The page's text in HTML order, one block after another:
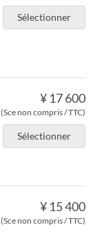
Sélectionner
¥ 17 600
(Sce non compris / TTC)
Sélectionner
¥ 15 400
(Sce non compris / TTC)